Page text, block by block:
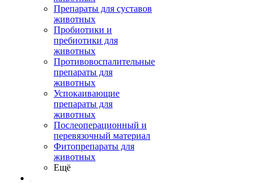
Препараты для суставов
животных
Пробиотики и
пребиотики для
животных
Противовоспалительные
препараты для
животных
Успокаивающие
препараты для
животных
Послеоперационный и
перевязочный материал
Фитопрепараты для
животных
Ещё